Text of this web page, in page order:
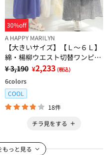
30%off
A HAPPY MARILYN
【大きいサイズ】【Ｌ～６Ｌ】
綿・楊柳ウエスト切替ワンピー
ス【風通るプレミアム】
¥ 3,190 ¥2,233 (税込)
6colors
COOL
18件
チラ見をする
もっと見る